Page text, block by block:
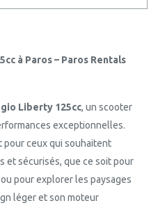
à Paros – Paros Rentals
Liberty 125cc, un scooter
exceptionnelles.
pour ceux qui souhaitent
sécurisés, que ce soit pour
pour explorer les paysages
léger et son moteur